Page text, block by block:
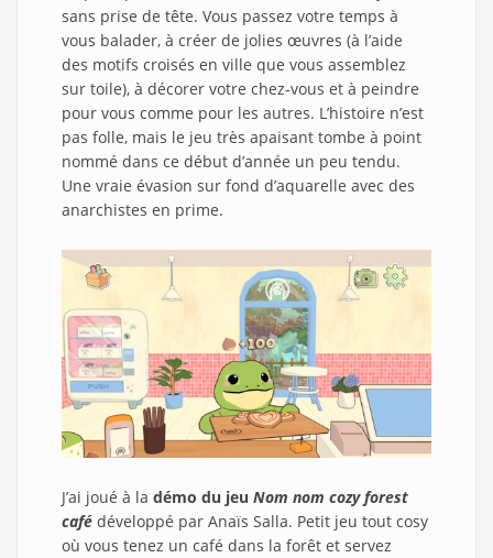
sans prise de tête. Vous passez votre temps à
vous balader, à créer de jolies œuvres (à l’aide
des motifs croisés en ville que vous assemblez
sur toile), à décorer votre chez-vous et à peindre
pour vous comme pour les autres. L’histoire n’est
pas folle, mais le jeu très apaisant tombe à point
nommé dans ce début d’année un peu tendu.
Une vraie évasion sur fond d’aquarelle avec des
anarchistes en prime.
J’ai joué à la démo du jeu Nom nom cozy forest
café développé par Anaïs Salla. Petit jeu tout cosy
où vous tenez un café dans la forêt et servez